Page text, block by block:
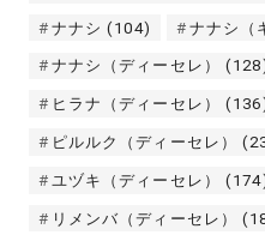
ナナシ (104) ナナシ（
ナナシ（ディーセレ）
ヒラナ（ディーセレ）
ピルルク（ディーセレ）
ユヅキ（ディーセレ）
リメンバ（ディーセレ）